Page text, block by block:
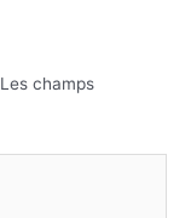
Les champs